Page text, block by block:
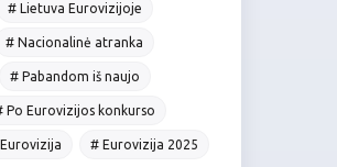
# Lietuva Eurovizijoje
# Nacionalinė atranka
# Pabandom iš naujo
Po Eurovizijos konkurso
# Eurovizija 2025